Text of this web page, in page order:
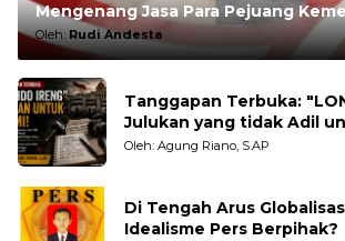
Mengenang Jasa Para Pejuang
Oleh:Rudi Andesta
Tanggapan Terbuka:
Julukan yang tidak Adil untuk Wartawan,
Pengamat dan LSM
Oleh: Agung Riano, S.AP
Di Tengah Arus
Idealisme Pers Berpihak?